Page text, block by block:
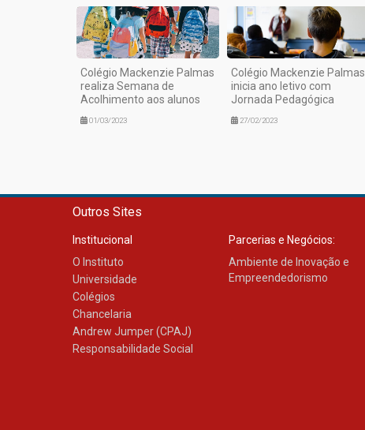
Colégio Mackenzie Palmas
realiza Semana de
Acolhimento aos alunos
01/03/2023
Colégio Mackenzie Palmas
inicia ano letivo com
Jornada Pedagógica
27/02/2023
Outros Sites
Institucional
O Instituto
Universidade
Colégios
Chancelaria
Andrew Jumper (CPAJ)
Responsabilidade Social
Parcerias e Negócios:
Ambiente de Inovação e
Empreendedorismo